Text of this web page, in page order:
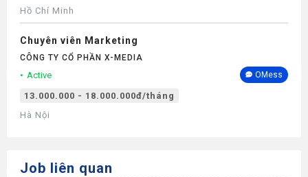
Hồ Chí Minh
Chuyên viên Marketing
CÔNG TY CỔ PHẦN X-MEDIA
Active OMess
13.000.000 - 18.000.000đ/tháng
Hà Nội
Job liên quan